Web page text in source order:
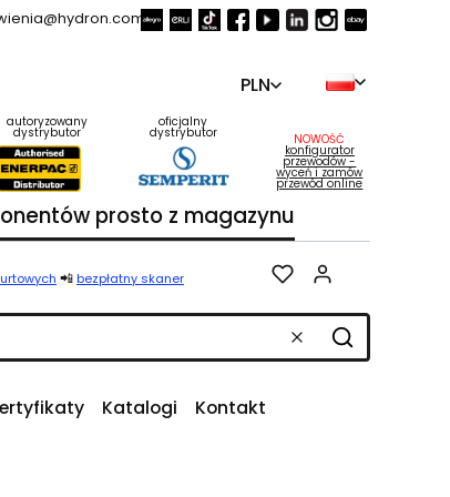
PLN
autoryzowany
dystrybutor
oficjalny
dystrybutor NOWOŚĆ
konfigurator
przewodów -
wyceń i zamów
przewód online
prosto z magazynu
📲 bezpłatny skaner
WyczyśćSzukaj
Katalogi Kontakt